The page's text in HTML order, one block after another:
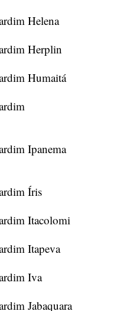
Helena
Herplin
Humaitá
Ipanema
Íris
Itacolomi
Itapeva
Iva
Jabaquara